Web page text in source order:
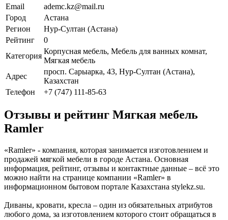
Email
ademc.kz@mail.ru
Город
Астана
Регион
Нур-Султан (Астана)
Рейтинг
0
Категория
Корпусная мебель, Мебель для ванных комнат,
Мягкая мебель
Адрес
просп. Сарыарка, 43, Нур-Султан (Астана),
Казахстан
Телефон
+7 (747) 111-85-63
Отзывы и рейтинг Мягкая мебель
Ramler
«Ramler» - компания, которая занимается изготовлением и
продажей мягкой мебели в городе Астана. Основная
информация, рейтинг, отзывы и контактные данные – всё это
можно найти на странице компании «Ramler» в
информационном бытовом портале Казахстана stylekz.su.
Диваны, кровати, кресла – один из обязательных атрибутов
любого дома, за изготовлением которого стоит обращаться в